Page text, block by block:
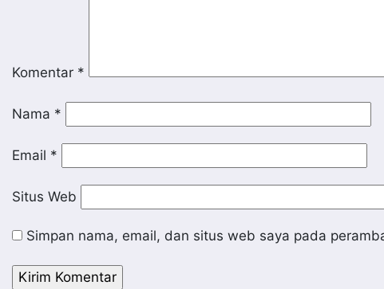
Komentar *
Nama *
Email *
Situs Web
Simpan nama, email, dan situs web saya pada